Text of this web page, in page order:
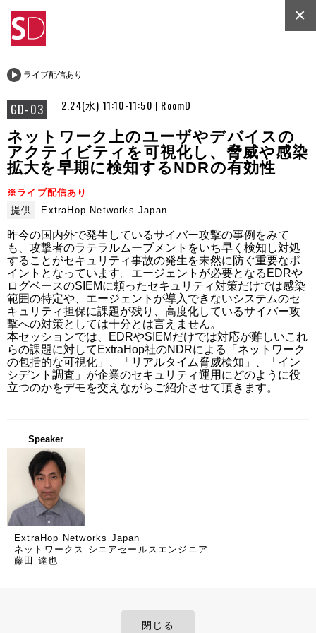
ライブ配信あり
GD-03 2.24(水) 11:10-11:50 | RoomD
×
ネットワーク上のユーザやデバイスの
アクティビティを可視化し、脅威や感染
拡大を早期に検知するNDRの有効性
※ライブ配信あり
提供 ExtraHop Networks Japan
昨今の国内外で発生しているサイバー攻撃の事例をみて
も、攻撃者のラテラルムーブメントをいち早く検知し対処
することがセキュリティ事故の発生を未然に防ぐ重要なポ
イントとなっています。エージェントが必要となるEDRや
ログベースのSIEMに頼ったセキュリティ対策だけでは感染
範囲の特定や、エージェントが導入できないシステムのセ
キュリティ担保に課題が残り、高度化しているサイバー攻
撃への対策としては十分とは言えません。
本セッションでは、EDRやSIEMだけでは対応が難しいこれ
らの課題に対してExtraHop社のNDRによる「ネットワーク
の包括的な可視化」、「リアルタイム脅威検知」、「イン
シデント調査」が企業のセキュリティ運用にどのように役
立つのかをデモを交えながらご紹介させて頂きます。
Speaker
ExtraHop Networks Japan
ネットワークス シニアセールスエンジニア
藤田 達也
閉じる